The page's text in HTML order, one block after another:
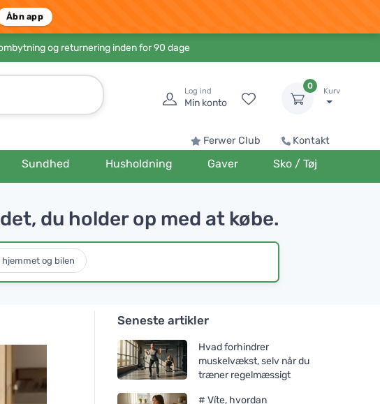
Åbn app
ombytning og returnering inden for 90 dage
Log ind
Min konto
0
Kurv
Ferwer Club Kontakt
Sundhed Husholdning Gaver Sko / Tøj
du holder op med at købe.
og bilen
Seneste artikler
Hvad forhindrer
muskelvækst, selv når du
træner regelmæssigt
# Víte, hvordan